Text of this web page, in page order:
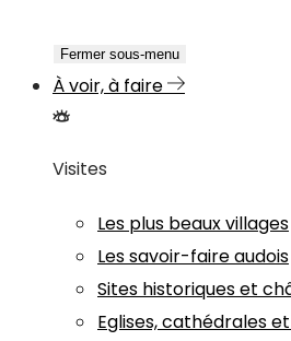
Fermer sous-menu
À voir, à faire
Visites
Les plus beaux villages
Les savoir-faire audois
Sites historiques et
Eglises, cathédrales